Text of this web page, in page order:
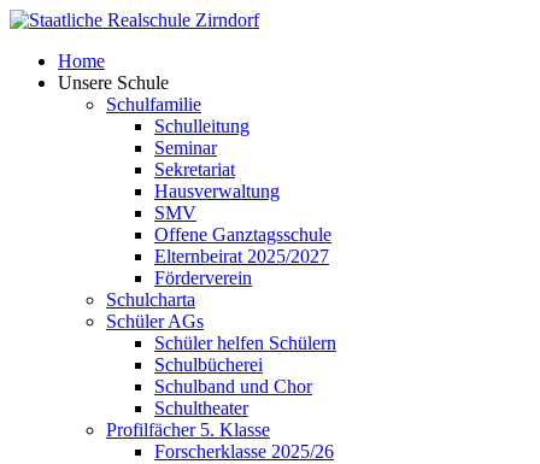
Skip
contentHome
Unsere Schule
Schulfamilie
Schulleitung
Seminar
Sekretariat
Hausverwaltung
SMV
Offene Ganztagsschule
Elternbeirat 2025/2027
Förderverein
Schulcharta
Schüler AGs
Schüler helfen Schülern
Schulbücherei
Schulband und Chor
Schultheater
Profilfächer 5. Klasse
Forscherklasse 2025/26